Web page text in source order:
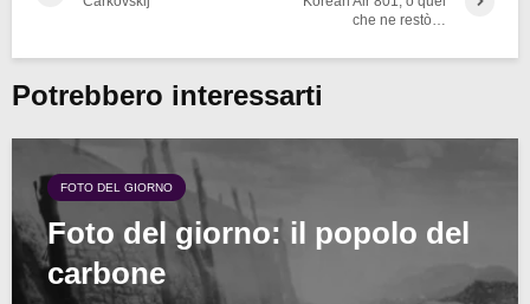
che ne restò…
Potrebbero interessarti
FOTO DEL GIORNO
Foto del giorno: il popolo del
carbone